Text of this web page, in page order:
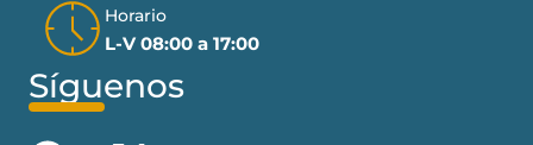
Horario
L-V 08:00 a 17:00
Síguenos